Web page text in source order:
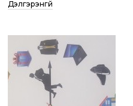
Дэлгэрэнгүй